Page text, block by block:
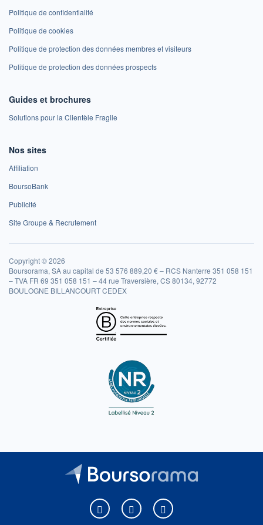
Politique de confidentialité
Politique de cookies
Politique de protection des données membres et visiteurs
Politique de protection des données prospects
Guides et brochures
Solutions pour la Clientèle Fragile
Nos sites
Affiliation
BoursoBank
Publicité
Site Groupe & Recrutement
Copyright © 2026
Boursorama, SA au capital de 53 576 889,20 € – RCS Nanterre 351 058 151
– TVA FR 69 351 058 151 – 44 rue Traversière, CS 80134, 92772
BOULOGNE BILLANCOURT CEDEX
Boursorama sur Facebook
Boursorama sur XBoursorama sur